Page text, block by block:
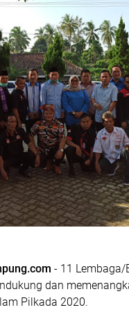
- 11 Lembaga/
dan
Pilkada 2020.